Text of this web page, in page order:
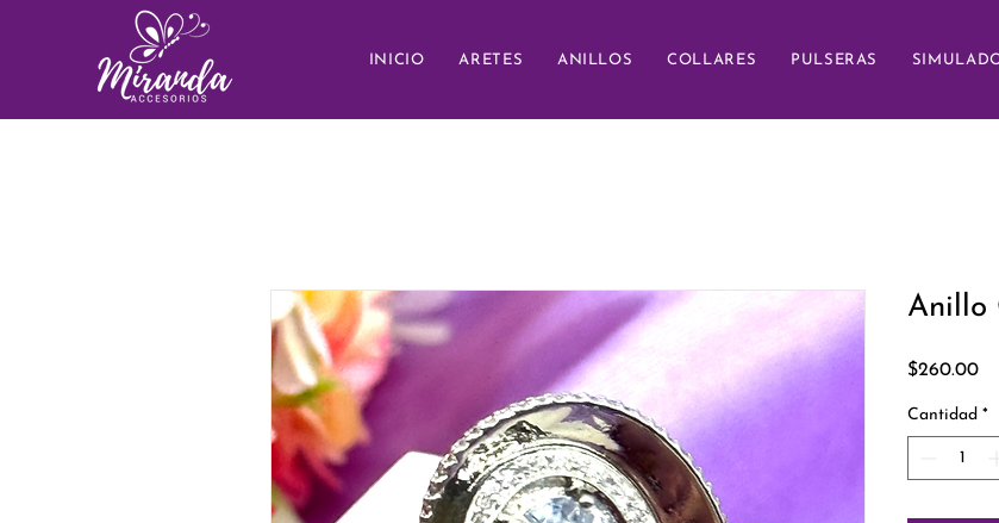
INICIO ARETES ANILLOS COLLARES PULSERAS
Anillo
$260.00
Cantidad *